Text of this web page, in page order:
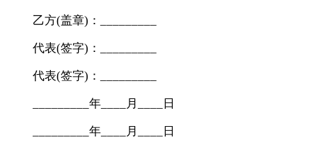
乙方(盖章)：_________
代表(签字)：_________
代表(签字)：_________
_________年____月____日
_________年____月____日